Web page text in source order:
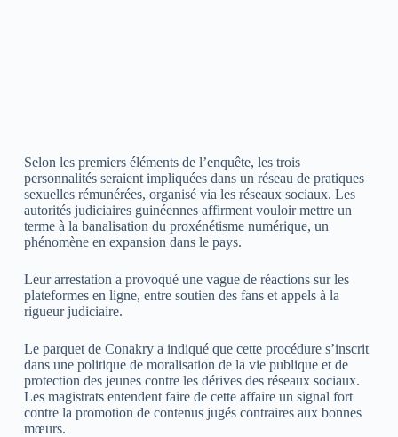
Selon les premiers éléments de l’enquête, les trois
personnalités seraient impliquées dans un réseau de pratiques
sexuelles rémunérées, organisé via les réseaux sociaux. Les
autorités judiciaires guinéennes affirment vouloir mettre un
terme à la banalisation du proxénétisme numérique, un
phénomène en expansion dans le pays.
Leur arrestation a provoqué une vague de réactions sur les
plateformes en ligne, entre soutien des fans et appels à la
rigueur judiciaire.
Le parquet de Conakry a indiqué que cette procédure s’inscrit
dans une politique de moralisation de la vie publique et de
protection des jeunes contre les dérives des réseaux sociaux.
Les magistrats entendent faire de cette affaire un signal fort
contre la promotion de contenus jugés contraires aux bonnes
mœurs.